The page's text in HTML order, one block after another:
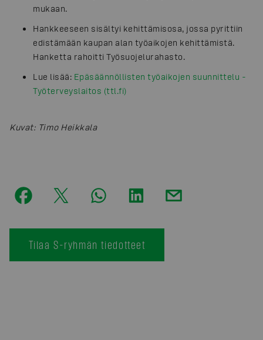
mukaan.
Hankkeeseen sisältyi kehittämisosa, jossa pyrittiin
edistämään kaupan alan työaikojen kehittämistä.
Hanketta rahoitti Työsuojelurahasto.
Lue lisää: Epäsäännöllisten työaikojen suunnittelu -
Työterveyslaitos (ttl.fi)
Kuvat: Timo Heikkala
Tilaa S-ryhmän tiedotteet